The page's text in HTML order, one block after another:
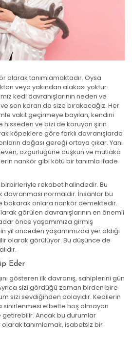
olarak tanımlamaktadır. Oysa
veya yakından alakası yoktur.
kedi davranışlarının neden ve
son kararı da size bırakacağız. Her
vakit geçirmeye bayılan, kendini
hisseden ve bizi de koruyan şirin
köpeklere göre farklı davranışlarda
doğası gereği ortaya çıkar. Yani
özgürlüğüne düşkün ve mutlaka
nankör gibi kötü bir tanımla ifade
rekabet halindedir. Bu
normaldir. İnsanlar bu
bakarak onlara nankör demektedir.
görülen davranışlarının en önemli
önce yaşamımıza girmiş
yıl önceden yaşamımızda yer aldığı
olarak görülüyor. Bu düşünce de
Eder
gösteren ilk davranış, sahiplerini gün
sizi gördüğü zaman birden bire
sizi sevdiğinden dolayıdır. Kedilerin
sinirlenmesi elbette hoş olmayan
getirebilir. Ancak bu durumlar
tanımlamak, isabetsiz bir